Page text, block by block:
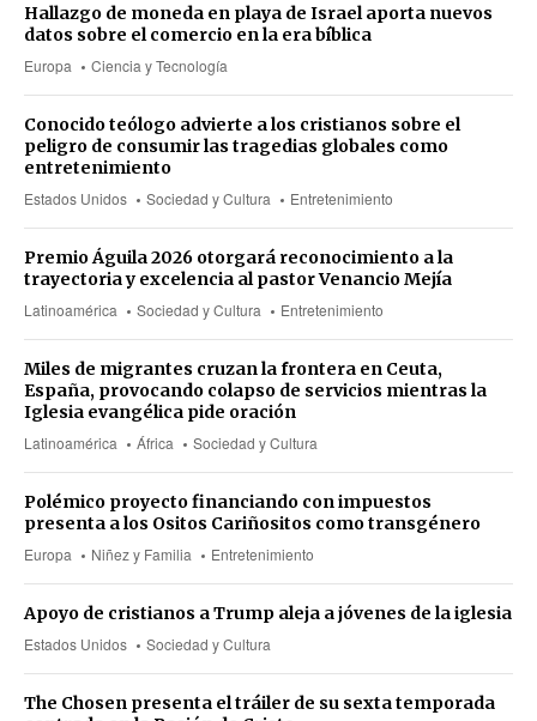
Europa Ciencia y Tecnología
Hallazgo de moneda en playa de Israel aporta nuevos
datos sobre el comercio en la era bíblica
Estados Unidos Sociedad y Cultura Entretenimiento
Conocido teólogo advierte a los cristianos sobre el
peligro de consumir las tragedias globales como
entretenimiento
Latinoamérica Sociedad y Cultura Entretenimiento
Premio Águila 2026 otorgará reconocimiento a la
trayectoria y excelencia al pastor Venancio Mejía
Latinoamérica África Sociedad y Cultura
Miles de migrantes cruzan la frontera en Ceuta,
España, provocando colapso de servicios mientras la
Iglesia evangélica pide oración
Europa Niñez y Familia Entretenimiento
Polémico proyecto financiando con impuestos
presenta a los Ositos Cariñositos como transgénero
Estados Unidos Sociedad y Cultura
Apoyo de cristianos a Trump aleja a jóvenes de la iglesia
The Chosen presenta el tráiler de su sexta temporada